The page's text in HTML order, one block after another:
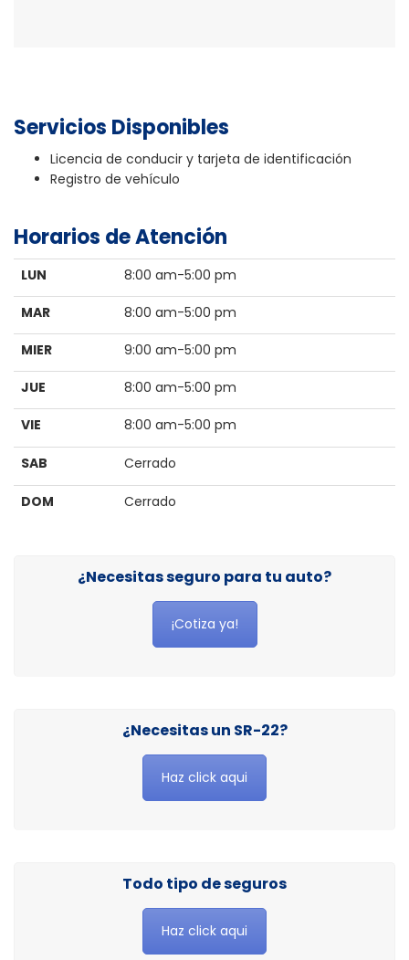
Servicios Disponibles
Licencia de conducir y tarjeta de identificación
Registro de vehículo
Horarios de Atención
LUN 8:00 am-5:00 pm
MAR 8:00 am-5:00 pm
MIER 9:00 am-5:00 pm
JUE 8:00 am-5:00 pm
VIE 8:00 am-5:00 pm
SAB Cerrado
DOM Cerrado
¿Necesitas seguro para tu auto?
¡Cotiza ya!
¿Necesitas un SR-22?
Haz click aqui
Todo tipo de seguros
Haz click aqui